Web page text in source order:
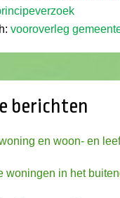
vooroverleg
berichten
en woon- en
woningen in het